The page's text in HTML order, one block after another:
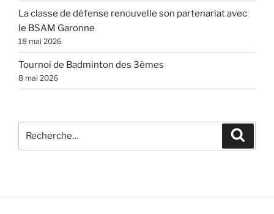
La classe de défense renouvelle son partenariat avec
le BSAM Garonne
18 mai 2026
Tournoi de Badminton des 3èmes
8 mai 2026
pour